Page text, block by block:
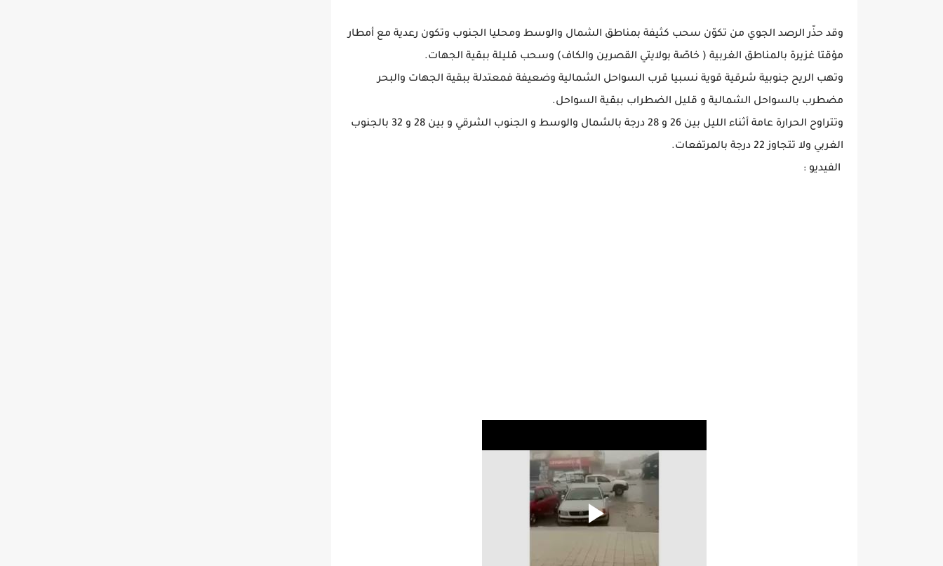
وقد حذّر الرصد الجوي من تكوّن سحب كثيفة بمناطق الشمال والوسط ومحليا الجنوب وتكون رعدية مع أمطار
مؤقتا غزيرة بالمناطق الغربية ( خاصّة بولايتي القصرين والكاف) وسحب قليلة ببقية الجهات.
وتهب الريح جنوبية شرقية قوية نسبيا قرب السواحل الشمالية وضعيفة فمعتدلة ببقية الجهات والبحر
مضطرب بالسواحل الشمالية و قليل الضطراب ببقية السواحل.
وتتراوح الحرارة عامة أثناء الليل بين 26 و 28 درجة بالشمال والوسط و الجنوب الشرقي و بين 28 و 32 بالجنوب
الغربي ولا تتجاوز 22 درجة بالمرتفعات.
الفيديو :